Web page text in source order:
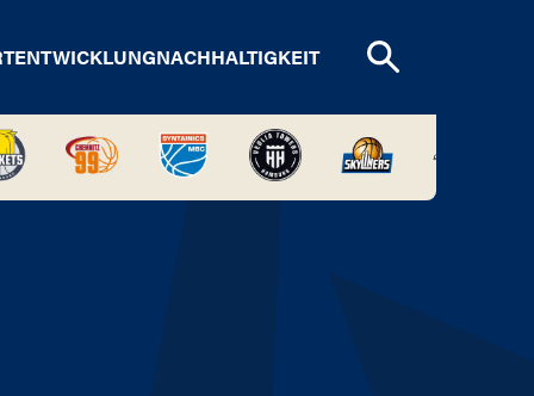
NACHHALTIGKEIT